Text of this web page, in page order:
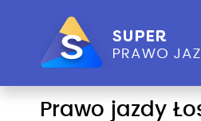
Prawo jazdy